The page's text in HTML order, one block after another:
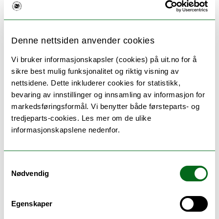
Denne nettsiden anvender cookies
Vi bruker informasjonskapsler (cookies) på uit.no for å
sikre best mulig funksjonalitet og riktig visning av
nettsidene. Dette inkluderer cookies for statistikk,
bevaring av innstillinger og innsamling av informasjon for
markedsføringsformål. Vi benytter både førsteparts- og
tredjeparts-cookies. Les mer om de ulike
informasjonskapslene nedenfor.
Nødvendig
Egenskaper
Seks gode grunner til å velge UiT
studentmiljø, kort vei til storslått natur og